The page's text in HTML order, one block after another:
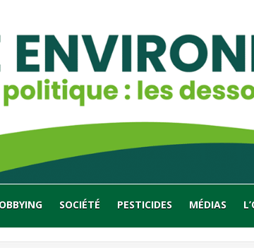
SOCIÉTÉ PESTICIDES MÉDIAS